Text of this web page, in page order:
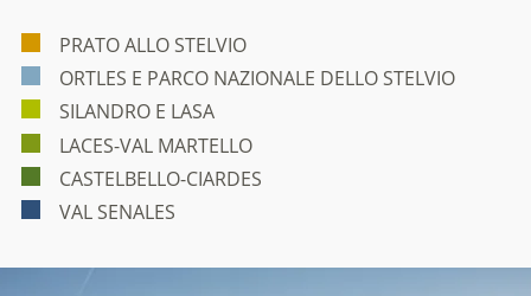
PRATO ALLO STELVIO
ORTLES E PARCO NAZIONALE DELLO STELVIO
SILANDRO E LASA
LACES-VAL MARTELLO
CASTELBELLO-CIARDES
VAL SENALES